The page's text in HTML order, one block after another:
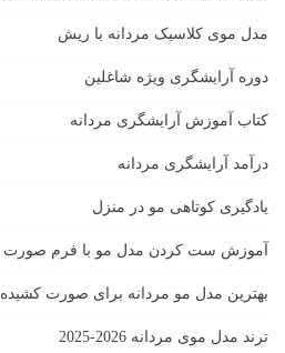
مدل موی کلاسیک مردانه با ریش
دوره آرایشگری ویژه شاغلین
کتاب آموزش آرایشگری مردانه
درآمد آرایشگری مردانه
یادگیری كوتاهى مو در منزل
آموزش ست كردن مدل مو با فرم صورت
بهترین مدل مو مردانه برای صورت کشیده
ترند مدل موی مردانه 2026-2025